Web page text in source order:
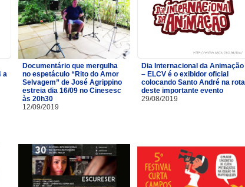
a
Documentário que mergulha
no espetáculo “Rito do Amor
Selvagem” de José Agrippino
estreia dia 16/09 no Cinesesc
às 20h30
12/09/2019
Dia Internacional da Animação
– ELCV é o exibidor oficial
colocando Santo André na rota
deste importante evento
29/08/2019